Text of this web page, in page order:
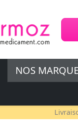
NOS